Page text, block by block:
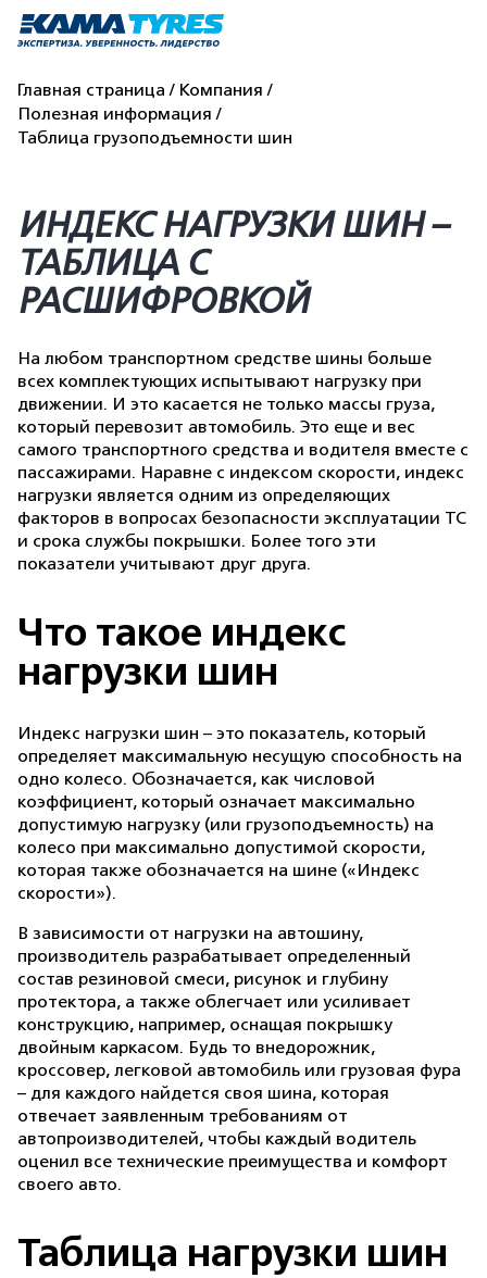
Главная страница
Компания
Полезная информация
Таблица грузоподъемности шин
ИНДЕКС НАГРУЗКИ ШИН –
ТАБЛИЦА С
РАСШИФРОВКОЙ
На любом транспортном средстве шины больше
всех комплектующих испытывают нагрузку при
движении. И это касается не только массы груза,
который перевозит автомобиль. Это еще и вес
самого транспортного средства и водителя вместе с
пассажирами. Наравне с индексом скорости, индекс
нагрузки является одним из определяющих
факторов в вопросах безопасности эксплуатации ТС
и срока службы покрышки. Более того эти
показатели учитывают друг друга.
Что такое индекс
нагрузки шин
Индекс нагрузки шин – это показатель, который
определяет максимальную несущую способность на
одно колесо. Обозначается, как числовой
коэффициент, который означает максимально
допустимую нагрузку (или грузоподъемность) на
колесо при максимально допустимой скорости,
которая также обозначается на шине («Индекс
скорости»).
В зависимости от нагрузки на автошину,
производитель разрабатывает определенный
состав резиновой смеси, рисунок и глубину
протектора, а также облегчает или усиливает
конструкцию, например, оснащая покрышку
двойным каркасом. Будь то внедорожник,
кроссовер, легковой автомобиль или грузовая фура
– для каждого найдется своя шина, которая
отвечает заявленным требованиям от
автопроизводителей, чтобы каждый водитель
оценил все технические преимущества и комфорт
своего авто.
Таблица нагрузки шин